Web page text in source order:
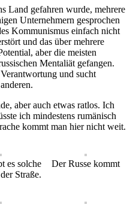
Land gefahren wurde, mehrere
Unternehmern gesprochen
Kommunismus einfach nicht
und das über mehrere
aber die meisten
Mentaliät gefangen.
und sucht
aber auch etwas ratlos. Ich
ich mindestens rumänisch
kommt man hier nicht weit.
es solche
Straße.
Der Russe kommt